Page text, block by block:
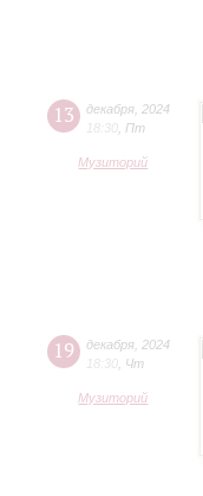
13 декабря 2024
18:30 Пт
Музиторий
19 декабря 2024
18:30 Чт
Музиторий